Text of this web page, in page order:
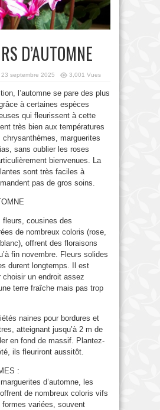
D’AUTOMNE
23 septembre 2025 3,001 Vues
l’automne se pare des plus
à certaines espèces
qui fleurissent à cette
très bien aux températures
marguerites
sans oublier les roses
bienvenues. La
sont très faciles à
pas de gros soins.
fleurs, cousines des
de nombreux coloris (rose,
offrent des floraisons
fin novembre. Fleurs solides
durent longtemps. Il est
choisir un endroit assez
terre fraîche mais pas trop
naines pour bordures et
atteignant jusqu’à 2 m de
en fond de massif. Plantez-
ils fleuriront aussitôt.
:
d’automne, les
de nombreux coloris vifs
variées, souvent